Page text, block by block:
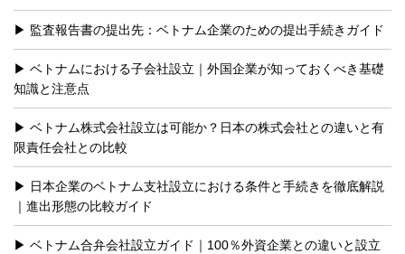
監査報告書の提出先：ベトナム企業のための提出手続きガイド
ベトナムにおける子会社設立｜外国企業が知っておくべき基礎
知識と注意点
ベトナム株式会社設立は可能か？日本の株式会社との違いと有
限責任会社との比較
日本企業のベトナム支社設立における条件と手続きを徹底解説
｜進出形態の比較ガイド
ベトナム合弁会社設立ガイド｜100％外資企業との違いと設立